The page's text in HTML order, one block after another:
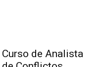
Curso de Analista